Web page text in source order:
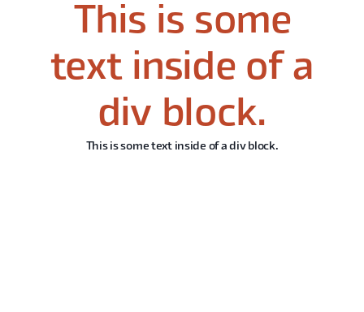
This is some
text inside of a
div block.
This is some text inside of a div block.